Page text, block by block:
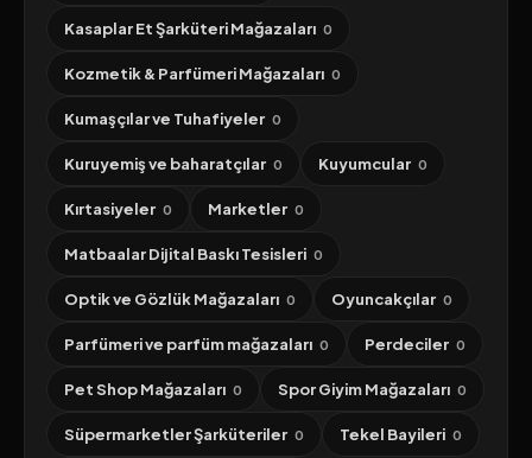
Kasaplar Et Şarküteri Mağazaları 0
Kozmetik & Parfümeri Mağazaları 0
Kumaşçılar ve Tuhafiyeler 0
Kuruyemiş ve baharatçılar 0 Kuyumcular 0
Kırtasiyeler 0 Marketler 0
Matbaalar Dijital Baskı Tesisleri 0
Optik ve Gözlük Mağazaları 0 Oyuncakçılar 0
Parfümeri ve parfüm mağazaları 0 Perdeciler 0
Pet Shop Mağazaları 0 Spor Giyim Mağazaları 0
Süpermarketler Şarküteriler 0 Tekel Bayileri 0